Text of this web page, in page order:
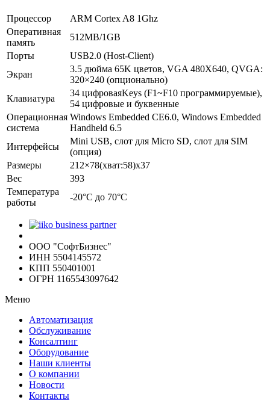
Процессор
ARM Cortex A8 1Ghz
Оперативная
память
512MB/1GB
Порты
USB2.0 (Host-Client)
Экран
3.5 дюйма 65K цветов, VGA 480X640, QVGA:
320×240 (опционально)
Клавиатура
34 цифроваяKeys (F1~F10 программируемые),
54 цифровые и буквенные
Операционная
система
Windows Embedded CE6.0, Windows Embedded
Handheld 6.5
Интерфейсы
Mini USB, слот для Micro SD, слот для SIM
(опция)
Размеры
212×78(хват:58)x37
Вес
393
Температура
работы
-20°C до 70°C
ООО "СофтБизнес"
ИНН 5504145572
КПП 550401001
ОГРН 1165543097642
Меню
Автоматизация
Обслуживание
Консалтинг
Оборудование
Наши клиенты
О компании
Новости
Контакты